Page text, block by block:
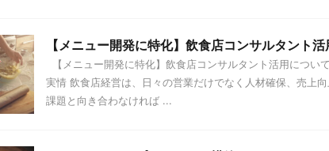
【メニュー開発に特化】飲食店コンサルタント
【メニュー開発に特化】飲食店コンサルタント活用につい
実情 飲食店経営は、日々の営業だけでなく人材確保、売上
課題と向き合わなければ ...